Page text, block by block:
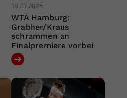
19.07.2025
WTA Hamburg:
Grabher/Kraus
schrammen an
Finalpremiere vorbei